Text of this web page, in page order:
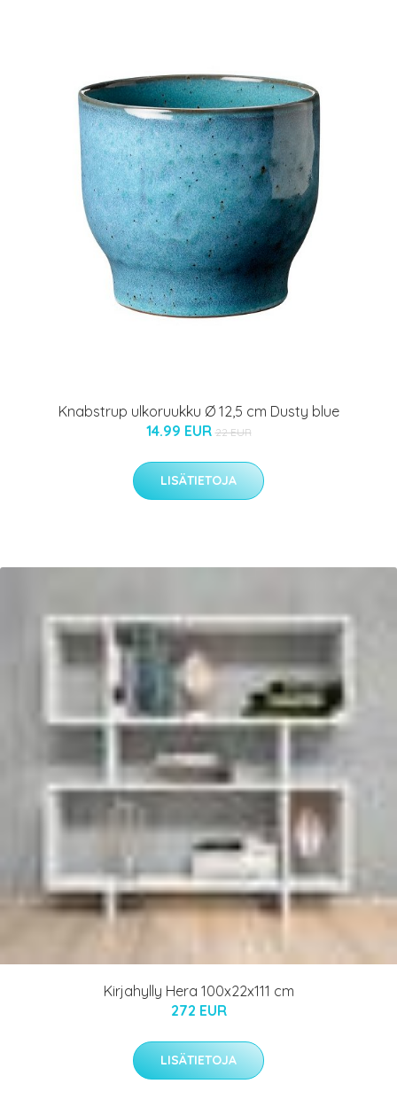
Knabstrup ulkoruukku Ø 12,5 cm Dusty blue
14.99 EUR 22 EUR
LISÄTIETOJA
Kirjahylly Hera 100x22x111 cm
272 EUR
LISÄTIETOJA